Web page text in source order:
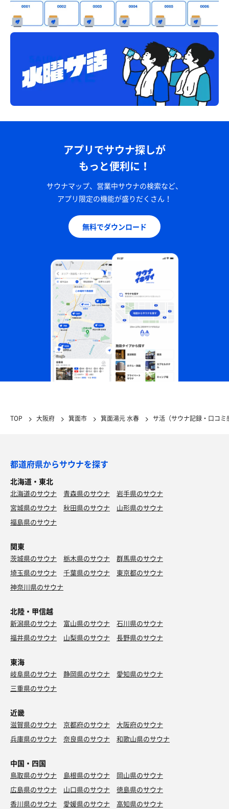
アプリでサウナ探しが
もっと便利に！
サウナマップ、営業中サウナの検索など、
アプリ限定の機能が盛りだくさん！
無料でダウンロード
TOP 大阪府 箕面市 箕面湯元 水春 サ活（サウナ記録・口コミ
都道府県からサウナを探す
北海道・東北
北海道のサウナ 青森県のサウナ
岩手県のサウナ
宮城県のサウナ
秋田県のサウナ
山形県のサウナ
福島県のサウナ
関東
茨城県のサウナ 栃木県のサウナ
群馬県のサウナ
埼玉県のサウナ
千葉県のサウナ
東京都のサウナ
神奈川県のサウナ
北陸・甲信越
新潟県のサウナ 富山県のサウナ
石川県のサウナ
福井県のサウナ
山梨県のサウナ 長野県のサウナ
東海
岐阜県のサウナ 静岡県のサウナ
愛知県のサウナ
三重県のサウナ
近畿
滋賀県のサウナ 京都府のサウナ
大阪府のサウナ
兵庫県のサウナ
奈良県のサウナ 和歌山県のサウナ
中国・四国
鳥取県のサウナ 島根県のサウナ
岡山県のサウナ
広島県のサウナ
山口県のサウナ
徳島県のサウナ
香川県のサウナ
愛媛県のサウナ 高知県のサウナ